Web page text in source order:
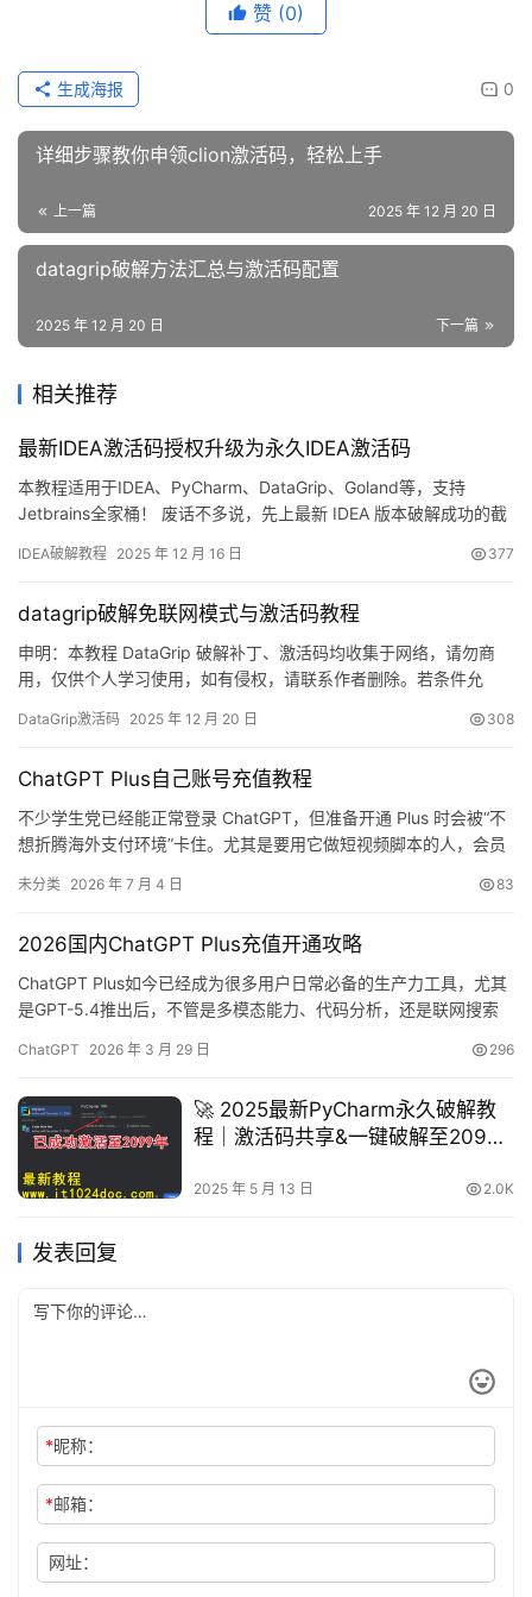
赞 (0)
0
生成海报
详细步骤教你申领clion激活码，轻松上手
上一篇 2025 年 12 月 20 日
datagrip破解方法汇总与激活码配置
下一篇
2025 年 12 月 20 日
相关推荐
最新IDEA激活码授权升级为永久IDEA激活码
本教程适用于IDEA、PyCharm、DataGrip、Goland等，支持
Jetbrains全家桶！ 废话不多说，先上最新 IDEA 版本破解成功的截
我就将通过图文的方式, 来详细讲解如何激活 IDEA至 2099 年。 当
统，什么…
IDEA破解教程 2025 年 12 月 16 日 377
datagrip破解免联网模式与激活码教程
申明：本教程 DataGrip 破解补丁、激活码均收集于网络，请勿商
用，仅供个人学习使用，如有侵权，请联系作者删除。若条件允
本破解成功的截图，如下图，可以看到已经成功破解到 2099 年
最新的DataGrip 。 如果…
DataGrip激活码 2025 年 12 月 20 日 308
ChatGPT Plus自己账号充值教程
不少学生党已经能正常登录 ChatGPT，但准备开通 Plus 时会被“不
想折腾海外支付环境”卡住。尤其是要用它做短视频脚本的人，会员
卡密、获取 Session、确认账号和刷新状态这些环节拆开说明。国内
烦。 这类自己账号充值需求，核心是让
未分类 2026 年 7 月 4 日 83
2026国内ChatGPT Plus充值开通攻略
ChatGPT Plus如今已经成为很多用户日常必备的生产力工具，尤其
是GPT-5.4推出后，不管是多模态能力、代码分析，还是联网搜索
来不是要不要升级，而是怎么完成支付。 最常见的情况就是：输入
Visa或Mastercard，也不一定能通过Op…
ChatGPT 2026 年 3 月 29 日 296
🚀 2025最新PyCharm永久破解教
程｜激活码共享&一键破解至2099
2025 年 5 月 13 日 2.0K
发表回复
*昵称：
*邮箱：
网址：